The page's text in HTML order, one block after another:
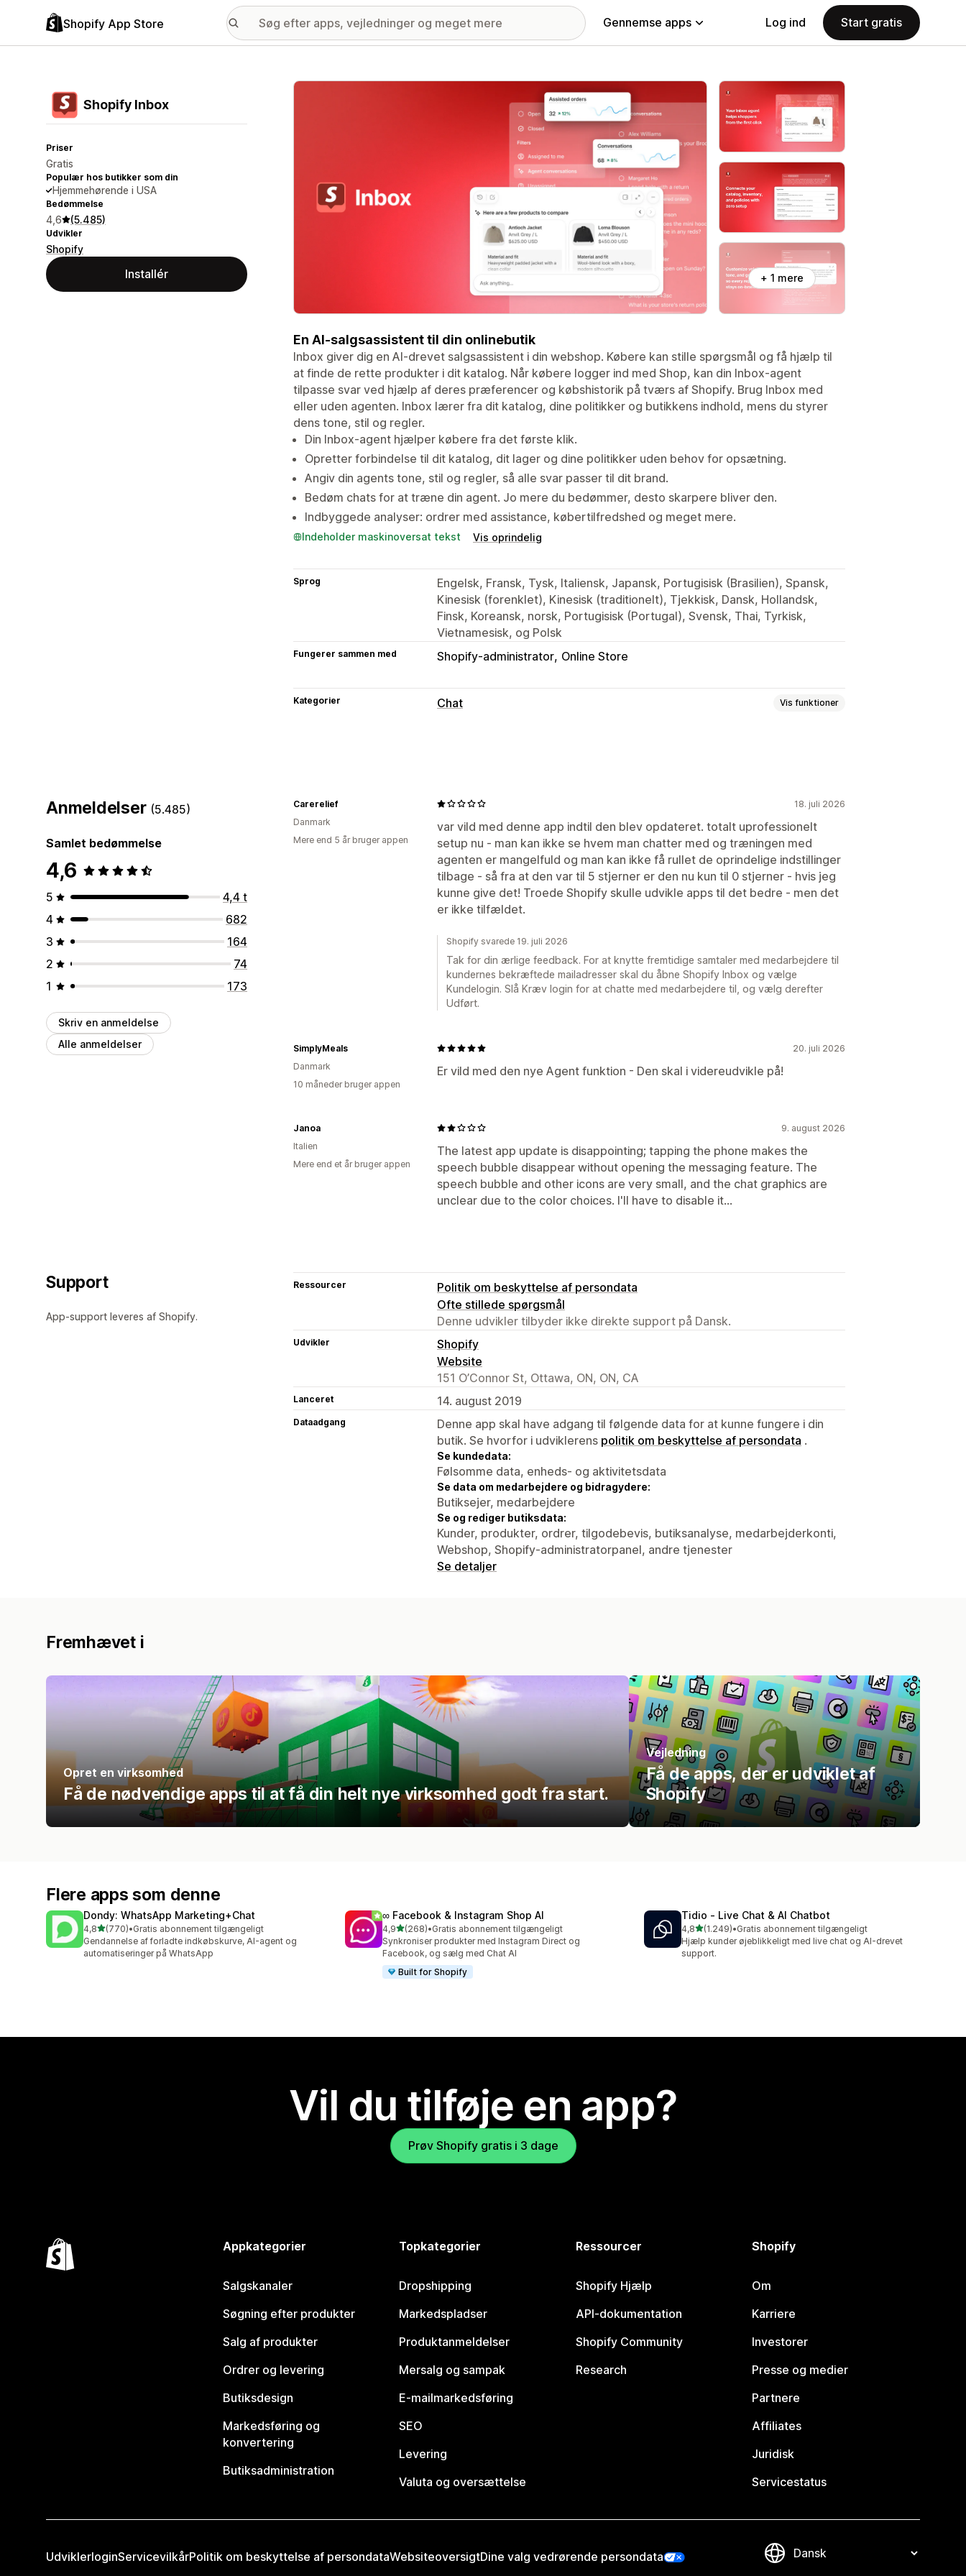
Shopify App Store Gennemse apps Log ind Start gratis
Shopify Inbox
Priser
Gratis
Populær hos butikker som din
Hjemmehørende i USA
Bedømmelse
4,6 (5.485)
Udvikler
Shopify
Installér
Galleri med udvalgte billeder
+ 1 mere
En AI-salgsassistent til din onlinebutik
Inbox giver dig en AI-drevet salgsassistent i din webshop. Købere kan stille spørgsmål og få hjælp til
at finde de rette produkter i dit katalog. Når købere logger ind med Shop, kan din Inbox-agent
tilpasse svar ved hjælp af deres præferencer og købshistorik på tværs af Shopify. Brug Inbox med
eller uden agenten. Inbox lærer fra dit katalog, dine politikker og butikkens indhold, mens du styrer
dens tone, stil og regler.
Din Inbox-agent hjælper købere fra det første klik.
Opretter forbindelse til dit katalog, dit lager og dine politikker uden behov for opsætning.
Angiv din agents tone, stil og regler, så alle svar passer til dit brand.
Bedøm chats for at træne din agent. Jo mere du bedømmer, desto skarpere bliver den.
Indbyggede analyser: ordrer med assistance, købertilfredshed og meget mere.
Indeholder maskinoversat tekst Vis oprindelig
Sprog
Engelsk, Fransk, Tysk, Italiensk, Japansk, Portugisisk (Brasilien), Spansk,
Kinesisk (forenklet), Kinesisk (traditionelt), Tjekkisk, Dansk, Hollandsk,
Finsk, Koreansk, norsk, Portugisisk (Portugal), Svensk, Thai, Tyrkisk,
Vietnamesisk, og Polsk
Fungerer sammen med Shopify-administrator Online Store
Kategorier Chat Vis funktioner
Automatiske svar
Rabatter Ofte stillede spørgsmål Hilsner Produktanbefalinger
Hurtige svar Ordreopdateringer
Tilpasning
Farve og skrifttype Chatvindue Åbningstider Velkomsthilsner
Chatknapper Chattildeling
Anmeldelser (5.485)
Samlet bedømmelse
4,6
5
4,4 t
4
682
3
164
2
74
1
173
Skriv en anmeldelse
Alle anmeldelser
18. juli 2026
var vild med denne app indtil den blev opdateret. totalt uprofessionelt
setup nu - man kan ikke se hvem man chatter med og træningen med
agenten er mangelfuld og man kan ikke få rullet de oprindelige indstillinger
tilbage - så fra at den var til 5 stjerner er den nu kun til 0 stjerner - hvis jeg
kunne give det! Troede Shopify skulle udvikle apps til det bedre - men det
er ikke tilfældet.
Carerelief
Danmark
Mere end 5 år bruger appen
Shopify svarede 19. juli 2026
Tak for din ærlige feedback. For at knytte fremtidige samtaler med medarbejdere til
kundernes bekræftede mailadresser skal du åbne Shopify Inbox og vælge
Kundelogin. Slå Kræv login for at chatte med medarbejdere til, og vælg derefter
Udført.
20. juli 2026
Er vild med den nye Agent funktion - Den skal i videreudvikle på!
SimplyMeals
Danmark
10 måneder bruger appen
9. august 2026
The latest app update is disappointing; tapping the phone makes the
speech bubble disappear without opening the messaging feature. The
speech bubble and other icons are very small, and the chat graphics are
unclear due to the color choices. I'll have to disable it...
Janoa
Italien
Mere end et år bruger appen
Support
App-support leveres af Shopify.
Ressourcer
Politik om beskyttelse af persondata
Ofte stillede spørgsmål
Denne udvikler tilbyder ikke direkte support på Dansk.
Udvikler
Shopify
Website
151 O’Connor St, Ottawa, ON, ON, CA
Lanceret 14. august 2019
Dataadgang
Denne app skal have adgang til følgende data for at kunne fungere i din
butik. Se hvorfor i udviklerens politik om beskyttelse af persondata .
Se kundedata:
Følsomme data, enheds- og aktivitetsdata
Se data om medarbejdere og bidragydere:
Butiksejer, medarbejdere
Se og rediger butiksdata:
Kunder, produkter, ordrer, tilgodebevis, butiksanalyse, medarbejderkonti,
Webshop, Shopify-administratorpanel, andre tjenester
Se detaljer
Fremhævet i
Opret en virksomhed
Få de nødvendige apps til at få din helt nye virksomhed godt fra start.
Vejledning
Få de apps, der er udviklet af
Shopify
Flere apps som denne
Dondy: WhatsApp Marketing+Chat
4,8ud af 5 stjerner
(770)
770 anmeldelser i alt
•Gratis abonnement tilgængeligt
Gendannelse af forladte indkøbskurve, AI-agent og
automatiseringer på WhatsApp
∞ Facebook & Instagram Shop AI
4,9ud af 5 stjerner
(268)
268 anmeldelser i alt
•Gratis abonnement tilgængeligt
Synkroniser produkter med Instagram Direct og
Facebook, og sælg med Chat AI
Built for Shopify
Tidio ‑ Live Chat & AI Chatbot
4,8ud af 5 stjerner
(1.249)
1249 anmeldelser i alt
•Gratis abonnement tilgængeligt
Hjælp kunder øjeblikkeligt med live chat og AI-drevet
support.
Vil du tilføje en app?
Prøv Shopify gratis i 3 dage
Appkategorier
Salgskanaler
Søgning efter produkter
Salg af produkter
Ordrer og levering
Butiksdesign
Markedsføring og
konvertering
Butiksadministration
Topkategorier
Dropshipping
Markedspladser
Produktanmeldelser
Mersalg og sampak
E-mailmarkedsføring
SEO
Levering
Valuta og oversættelse
Ressourcer
Shopify Hjælp
API-dokumentation
Shopify Community
Research
Shopify
Om
Karriere
Investorer
Presse og medier
Partnere
Affiliates
Juridisk
Servicestatus
UdviklerloginServicevilkårPolitik om beskyttelse af persondataWebsiteoversigtDine valg vedrørende persondata